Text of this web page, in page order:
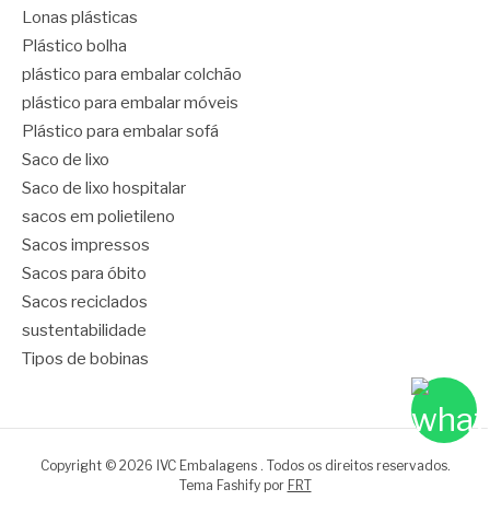
Lonas plásticas
Plástico bolha
plástico para embalar colchão
plástico para embalar móveis
Plástico para embalar sofá
Saco de lixo
Saco de lixo hospitalar
sacos em polietileno
Sacos impressos
Sacos para óbito
Sacos reciclados
sustentabilidade
Tipos de bobinas
Copyright © 2026 IVC Embalagens . Todos os direitos reservados.
Tema Fashify por FRT